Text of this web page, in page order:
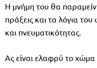
Η μνήμη του θα
πράξεις και τα λόγια
και πνευματικότητας.
Ας είναι ελαφρύ το